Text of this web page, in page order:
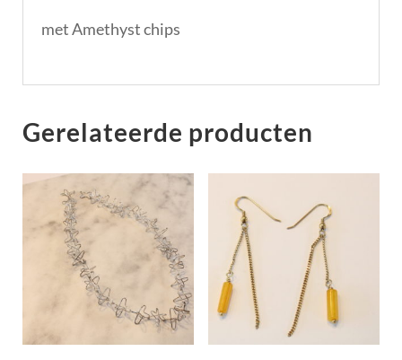
met Amethyst chips
Gerelateerde producten